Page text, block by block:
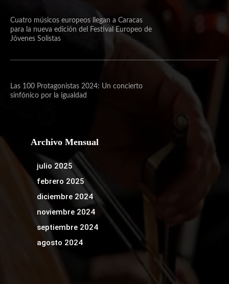
Cuatro músicos europeos llegan a Caracas
para la nueva edición del Festival Europeo de
Jóvenes Solistas
Las 100 Protagonistas 2024: Un concierto
sinfónico por la igualdad
Archivo Mensual
julio 2025
febrero 2025
diciembre 2024
noviembre 2024
septiembre 2024
agosto 2024